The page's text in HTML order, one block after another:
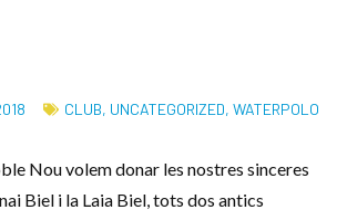
CLUB, UNCATEGORIZED, WATERPOLO
Nou volem donar les nostres sinceres
Biel i la Laia Biel, tots dos antics